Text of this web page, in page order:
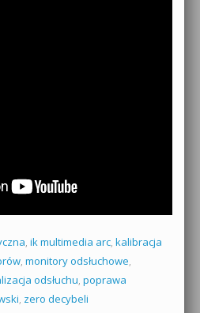
, ik multimedia arc, kalibracja
, monitory odsłuchowe,
odsłuchu, poprawa
, zero decybeli